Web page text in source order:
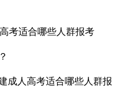
考适合哪些人群报考
人高考适合哪些人群报